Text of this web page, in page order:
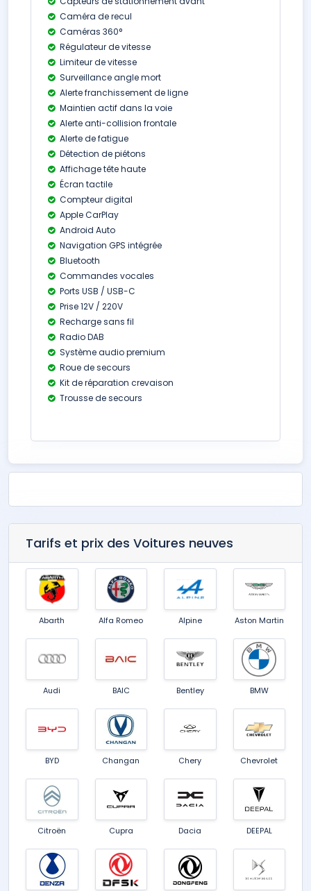
Caméra de recul
Caméras 360°
Régulateur de vitesse
Limiteur de vitesse
Surveillance angle mort
Alerte franchissement de ligne
Maintien actif dans la voie
Alerte anti-collision frontale
Alerte de fatigue
Détection de piétons
Affichage tête haute
Écran tactile
Compteur digital
Apple CarPlay
Android Auto
Navigation GPS intégrée
Bluetooth
Commandes vocales
Ports USB / USB-C
Prise 12V / 220V
Recharge sans fil
Radio DAB
Système audio premium
Roue de secours
Kit de réparation crevaison
Trousse de secours
Tarifs et prix des Voitures neuves
Abarth Alfa Romeo Alpine Aston Martin
Audi BAIC Bentley BMW
BYD Changan Chery Chevrolet
Citroën Cupra Dacia DEEPAL